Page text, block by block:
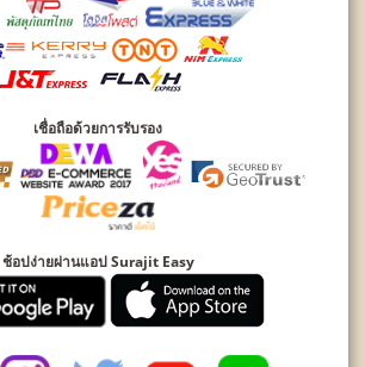
เชื่อถือด้วยการรับรอง
ช้อปง่ายผ่านแอป Surajit Easy